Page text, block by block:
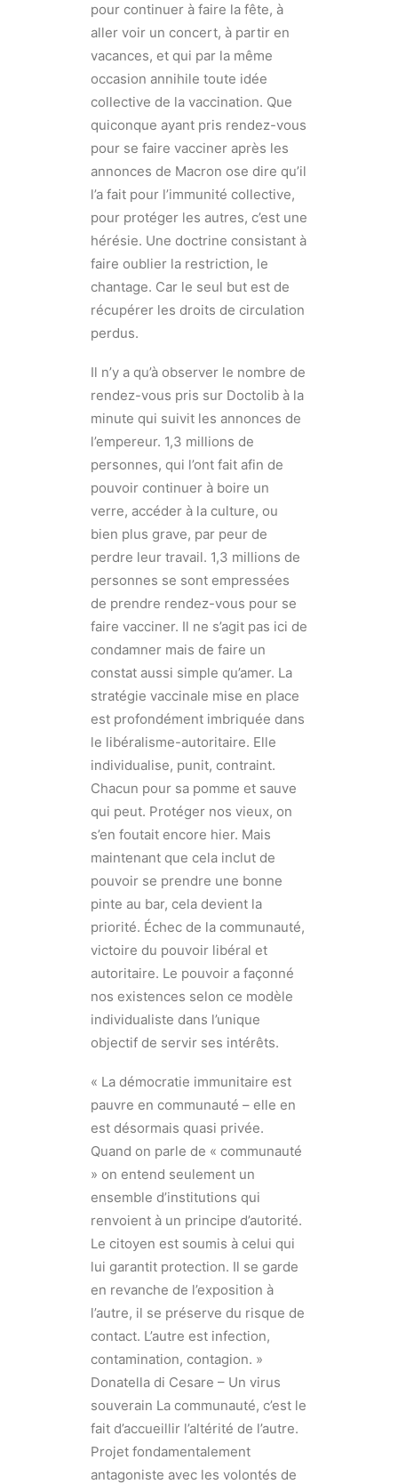
pour continuer à faire la fête, à
aller voir un concert, à partir en
vacances, et qui par la même
occasion annihile toute idée
collective de la vaccination. Que
quiconque ayant pris rendez-vous
pour se faire vacciner après les
annonces de Macron ose dire qu’il
l’a fait pour l’immunité collective,
pour protéger les autres, c’est une
hérésie. Une doctrine consistant à
faire oublier la restriction, le
chantage. Car le seul but est de
récupérer les droits de circulation
perdus.
Il n’y a qu’à observer le nombre de
rendez-vous pris sur Doctolib à la
minute qui suivit les annonces de
l’empereur. 1,3 millions de
personnes, qui l’ont fait afin de
pouvoir continuer à boire un
verre, accéder à la culture, ou
bien plus grave, par peur de
perdre leur travail. 1,3 millions de
personnes se sont empressées
de prendre rendez-vous pour se
faire vacciner. Il ne s’agit pas ici de
condamner mais de faire un
constat aussi simple qu’amer. La
stratégie vaccinale mise en place
est profondément imbriquée dans
le libéralisme-autoritaire. Elle
individualise, punit, contraint.
Chacun pour sa pomme et sauve
qui peut. Protéger nos vieux, on
s’en foutait encore hier. Mais
maintenant que cela inclut de
pouvoir se prendre une bonne
pinte au bar, cela devient la
priorité. Échec de la communauté,
victoire du pouvoir libéral et
autoritaire. Le pouvoir a façonné
nos existences selon ce modèle
individualiste dans l’unique
objectif de servir ses intérêts.
« La démocratie immunitaire est
pauvre en communauté – elle en
est désormais quasi privée.
Quand on parle de « communauté
» on entend seulement un
ensemble d’institutions qui
renvoient à un principe d’autorité.
Le citoyen est soumis à celui qui
lui garantit protection. Il se garde
en revanche de l’exposition à
l’autre, il se préserve du risque de
contact. L’autre est infection,
contamination, contagion. »
Donatella di Cesare – Un virus
souverain La communauté, c’est le
fait d’accueillir l’altérité de l’autre.
Projet fondamentalement
antagoniste avec les volontés de